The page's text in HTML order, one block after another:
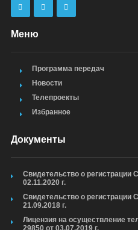
Меню
Программа передач
Новости
Телепроекты
Избранное
Документы
Свидетельство о
02.11.2020 г.
Свидетельство о
21.09.2018 г.
Лицензия на осуществление
29850 от 03.07.2019 г.